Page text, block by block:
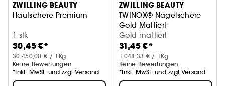
ZWILLING BEAUTY
Hautschere Premium
1 stk
30,45 €*
30.450,00 € / 1Kg
Keine Bewertungen
*Inkl. MwSt. und zzgl.Versand
ZWILLING BEAUTY
TWINOX® Nagelschere
Gold Mattiert
Gold mattiert
31,45 €*
1.048,33 € / 1Kg
Keine Bewertungen
*Inkl. MwSt. und zzgl.Versand